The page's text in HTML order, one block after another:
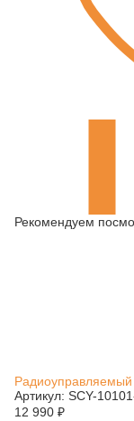
Рекомендуем
Радиоуправляемый
Артикул: SCY-
12 990 ₽